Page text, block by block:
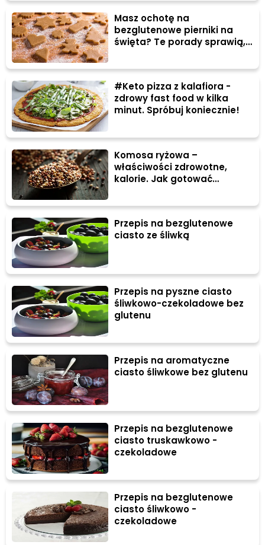
Masz ochotę na
bezglutenowe pierniki na
święta? Te porady sprawią,
#Keto pizza z kalafiora -
zdrowy fast food w kilka
minut. Spróbuj koniecznie!
Komosa ryżowa –
właściwości zdrowotne,
kalorie. Jak gotować
Przepis na bezglutenowe
ciasto ze śliwką
Przepis na pyszne ciasto
śliwkowo-czekoladowe bez
glutenu
Przepis na aromatyczne
ciasto śliwkowe bez glutenu
Przepis na bezglutenowe
ciasto truskawkowo -
czekoladowe
Przepis na bezglutenowe
ciasto śliwkowo -
czekoladowe